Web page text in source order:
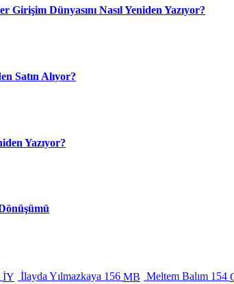
Dünyasını Nasıl Yeniden Yazıyor?
Satın Alıyor?
Yazıyor?
İY İlayda Yılmazkaya 156 MB Meltem Balım 154